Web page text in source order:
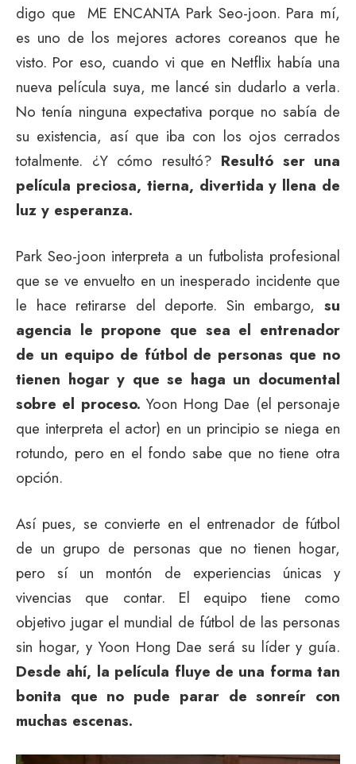
digo que ME ENCANTA Park Seo-joon. Para mí,
es uno de los mejores actores coreanos que he
visto. Por eso, cuando vi que en Netflix había una
nueva película suya, me lancé sin dudarlo a verla.
No tenía ninguna expectativa porque no sabía de
su existencia, así que iba con los ojos cerrados
totalmente. ¿Y cómo resultó? Resultó ser una
película preciosa, tierna, divertida y llena de
luz y esperanza.
Park Seo-joon interpreta a un futbolista profesional
que se ve envuelto en un inesperado incidente que
le hace retirarse del deporte. Sin embargo, su
agencia le propone que sea el entrenador
de un equipo de fútbol de personas que no
tienen hogar y que se haga un documental
sobre el proceso. Yoon Hong Dae (el personaje
que interpreta el actor) en un principio se niega en
rotundo, pero en el fondo sabe que no tiene otra
opción.
Así pues, se convierte en el entrenador de fútbol
de un grupo de personas que no tienen hogar,
pero sí un montón de experiencias únicas y
vivencias que contar. El equipo tiene como
objetivo jugar el mundial de fútbol de las personas
sin hogar, y Yoon Hong Dae será su líder y guía.
Desde ahí, la película fluye de una forma tan
bonita que no pude parar de sonreír con
muchas escenas.